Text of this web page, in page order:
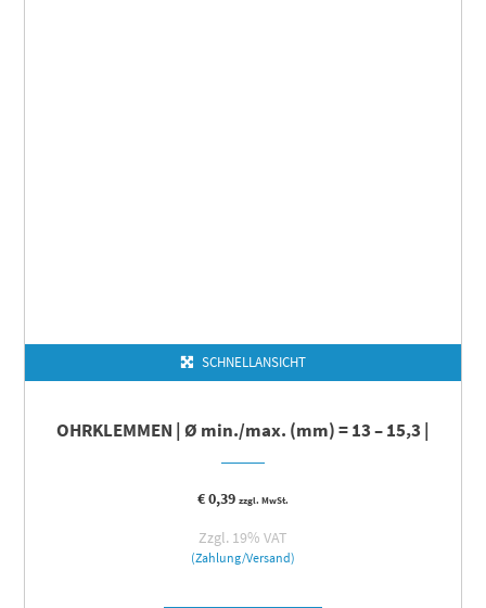
SCHNELLANSICHT
OHRKLEMMEN | Ø min./max. (mm) = 13 – 15,3 |
€0,39 zzgl. MwSt.
Zzgl. 19% VAT
(Zahlung/Versand)